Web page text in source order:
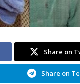
Share on
Share on